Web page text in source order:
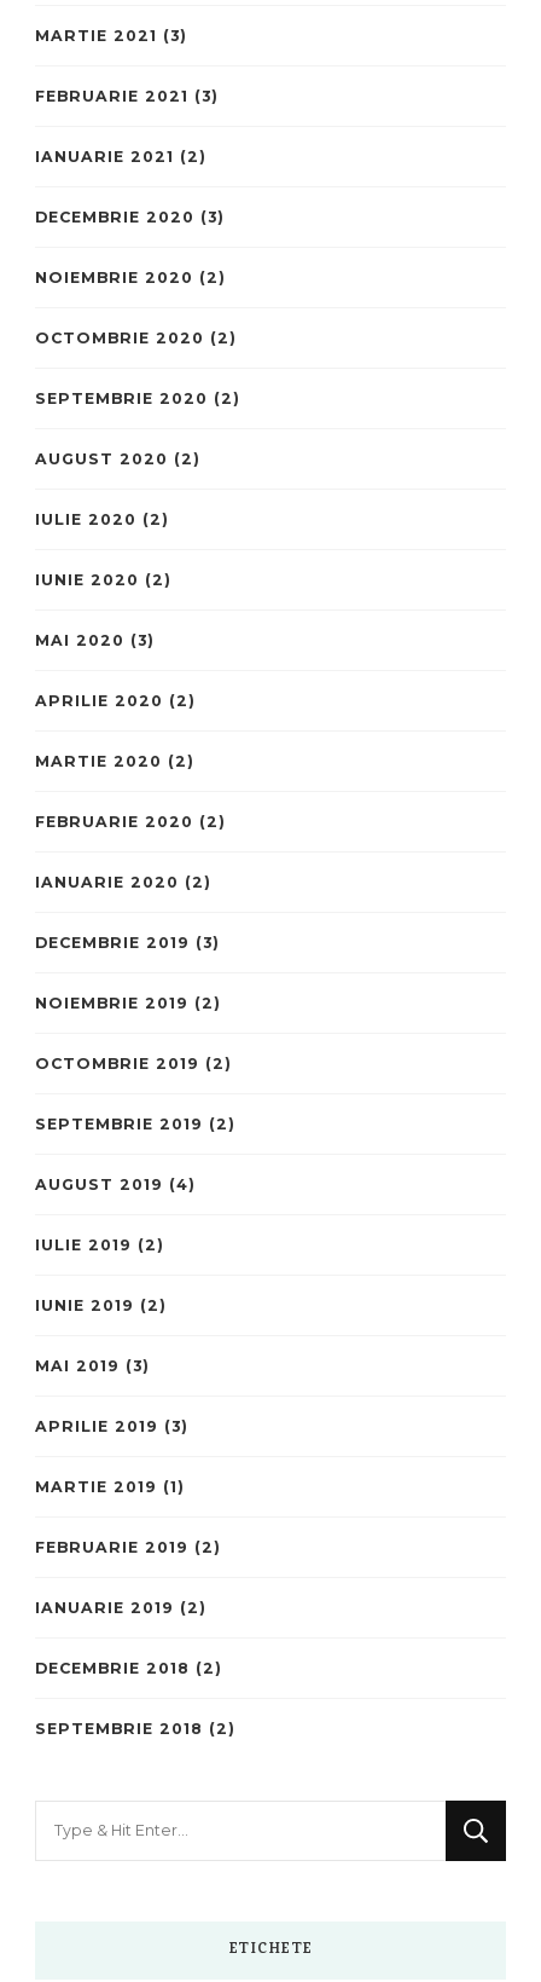
MARTIE 2021 (3)
FEBRUARIE 2021 (3)
IANUARIE 2021 (2)
DECEMBRIE 2020 (3)
NOIEMBRIE 2020 (2)
OCTOMBRIE 2020 (2)
SEPTEMBRIE 2020 (2)
AUGUST 2020 (2)
IULIE 2020 (2)
IUNIE 2020 (2)
MAI 2020 (3)
APRILIE 2020 (2)
MARTIE 2020 (2)
FEBRUARIE 2020 (2)
IANUARIE 2020 (2)
DECEMBRIE 2019 (3)
NOIEMBRIE 2019 (2)
OCTOMBRIE 2019 (2)
SEPTEMBRIE 2019 (2)
AUGUST 2019 (4)
IULIE 2019 (2)
IUNIE 2019 (2)
MAI 2019 (3)
APRILIE 2019 (3)
MARTIE 2019 (1)
FEBRUARIE 2019 (2)
IANUARIE 2019 (2)
DECEMBRIE 2018 (2)
SEPTEMBRIE 2018 (2)
ETICHETE